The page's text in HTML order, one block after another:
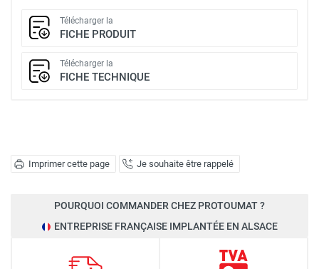
Imprimer cette page Je souhaite être rappelé
Télécharger la
FICHE PRODUIT
Télécharger la
FICHE TECHNIQUE
POURQUOI COMMANDER CHEZ PROTOUMAT ?
ENTREPRISE FRANÇAISE IMPLANTÉE EN ALSACE